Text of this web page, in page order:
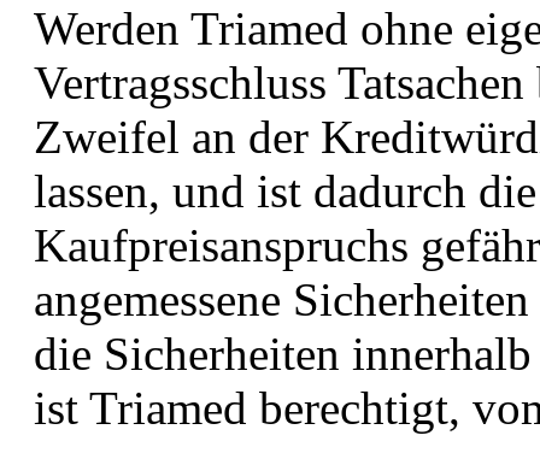
Werden Triamed ohne
Vertragsschluss
Zweifel an der
lassen, und ist dadurch
Kaufpreisanspruchs
angemessene
die Sicherheiten
ist Triamed berechtigt,